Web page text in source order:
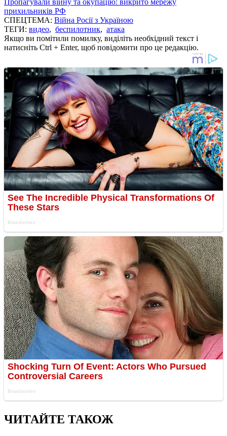
прихильників РФ
СПЕЦТЕМА: Війна Росії з Україною
ТЕГИ: видео, беспилотник, атака
Якщо ви помітили помилку, виділіть необхідний текст і
натисніть Ctrl + Enter, щоб повідомити про це редакцію.
ЧИТАЙТЕ ТАКОЖ